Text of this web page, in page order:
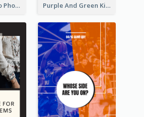
Purple Tobacco Photo No Tobacco Day Instagram Story Purple And Green Kids Photo Remote Learning Instagram Story